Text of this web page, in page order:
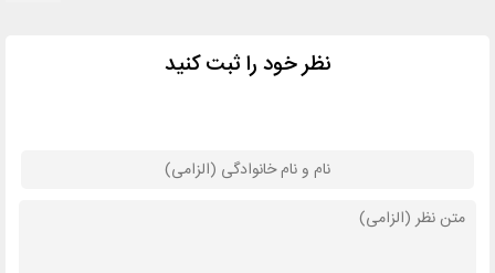
نظر خود را ثبت کنید